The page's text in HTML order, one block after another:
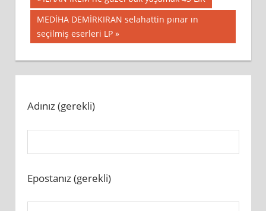
gezinmesi
Post:
Next
Post:
MEDİHA DEMİRKIRAN selahattin pınar ın
seçilmiş eserleri LP
Adınız (gerekli)
Epostanız (gerekli)